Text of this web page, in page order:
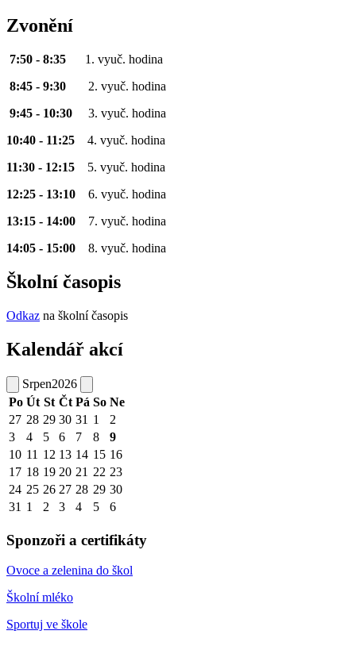
Zvonění
7:50 - 8:35 1. vyuč. hodina
8:45 - 9:30 2. vyuč. hodina
9:45 - 10:30 3. vyuč. hodina
10:40 - 11:25 4. vyuč. hodina
11:30 - 12:15 5. vyuč. hodina
12:25 - 13:10 6. vyuč. hodina
13:15 - 14:00 7. vyuč. hodina
14:05 - 15:00 8. vyuč. hodina
Školní časopis
Odkaz na školní časopis
Kalendář akcí
Srpen2026
Po Út St Čt Pá So Ne
27 28 29 30 31 1
2
3
4 5 6 7 8
9
10 11 12 13 14 15 16
17 18 19 20 21 22 23
24 25 26 27 28 29 30
31 1 2 3 4 5 6
Sponzoři a certifikáty
Ovoce a zelenina do škol
Školní mléko
Sportuj ve škole